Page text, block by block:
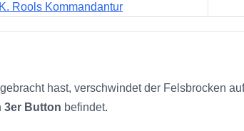
Rools Kommandantur
gebracht hast, verschwindet der Felsbrocken
3er Button befindet.